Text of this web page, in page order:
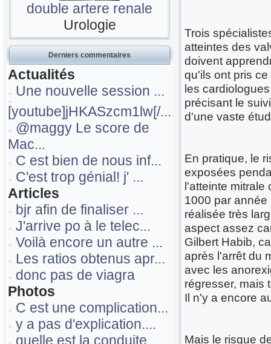
double artere renale
Urologie
Derniers commentaires
Actualités
Une nouvelle session ...
[youtube]jHKASzcm1lw[/...
@maggy Le score de
Mac...
C est bien de nous inf...
C'est trop génial! j' ...
Articles
bjr afin de finaliser ...
J'arrive po à le telec...
Voilà encore un autre ...
Les ratios obtenus apr...
donc pas de viagra
Photos
C est une complication...
y a pas d'explication....
quelle est la conduite...
Trois
atteintes des
doivent
qu'ils ont pris
les
précisant le
d'une vaste
En pratique, le
exposées
l'atteinte mitrale
1000 par
réalisée très
aspect assez
Gilbert Habib,
après l'arrêt du
avec les
régresser, mais
Il n'y a encore
Mais le risque